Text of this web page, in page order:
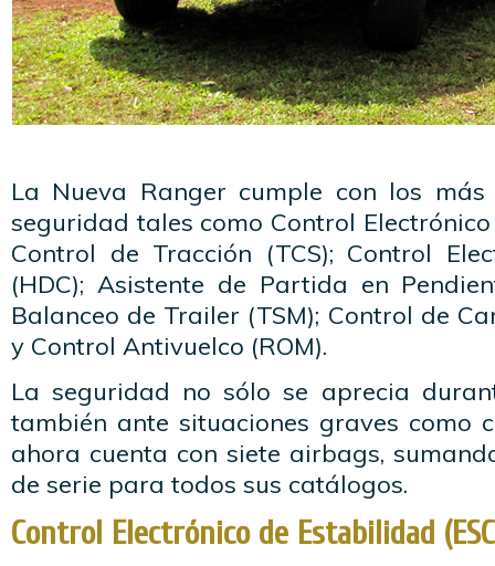
La Nueva Ranger cumple con los
seguridad tales como Control
Control de Tracción (TCS); Control
(HDC); Asistente de Partida en
Balanceo de Trailer (TSM); Control de
y Control Antivuelco (ROM).
La seguridad no sólo se aprecia
también ante situaciones graves como
ahora cuenta con siete airbags,
de serie para todos sus catálogos.
Control Electrónico de Estabilidad